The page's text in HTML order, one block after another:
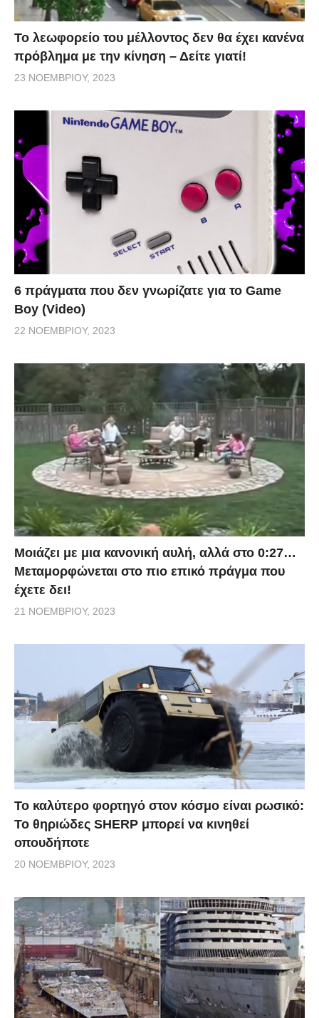
Το λεωφορείο του μέλλοντος δεν θα έχει κανένα
πρόβλημα με την κίνηση – Δείτε γιατί!
23 ΝΟΕΜΒΡΊΟΥ, 2023
6 πράγματα που δεν γνωρίζατε για το Game
Boy (Video)
22 ΝΟΕΜΒΡΊΟΥ, 2023
Μοιάζει με μια κανονική αυλή, αλλά στο 0:27…
Μεταμορφώνεται στο πιο επικό πράγμα που
έχετε δει!
21 ΝΟΕΜΒΡΊΟΥ, 2023
Το καλύτερο φορτηγό στον κόσμο είναι ρωσικό:
Το θηριώδες SHERP μπορεί να κινηθεί
οπουδήποτε
20 ΝΟΕΜΒΡΊΟΥ, 2023